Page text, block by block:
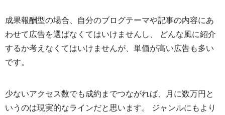
成果報酬型の場合、自分のブログテーマや記事の内容にあ
わせて広告を選ばなくてはいけませんし、 どんな風に紹介
するか考えなくてはいけませんが、単価が高い広告も多い
です。
少ないアクセス数でも成約までつながれば、月に数万円と
いうのは現実的なラインだと思います。 ジャンルにもより